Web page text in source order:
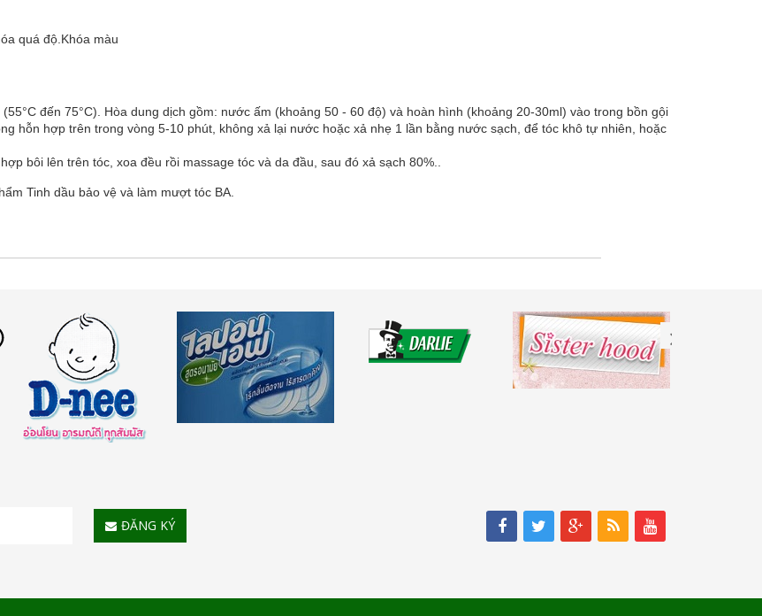
quá độ.Khóa màu
đến 75°C). Hòa dung dịch gồm: nước ấm (khoảng 50 - 60 độ) và hoàn hình (khoảng 20-30ml) vào trong bồn gội
hỗn hợp trên trong vòng 5-10 phút, không xả lại nước hoặc xả nhẹ 1 lần bằng nước sạch, để tóc khô tự nhiên, hoặc
bôi lên trên tóc, xoa đều rồi massage tóc và da đầu, sau đó xả sạch 80%..
Tinh dầu bảo vệ và làm mượt tóc BA.
ĐĂNG KÝ